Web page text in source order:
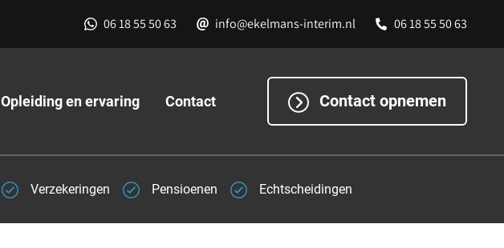
06 18 55 50 63 info@ekelmans-interim.nl 06 18 55 50 63
Opleiding en ervaring Contact Contact opnemen
Verzekeringen Pensioenen Echtscheidingen